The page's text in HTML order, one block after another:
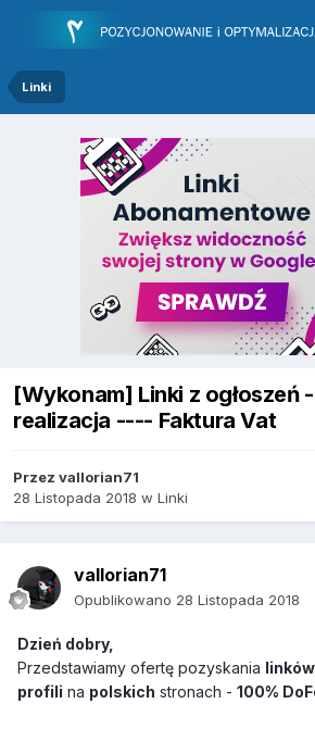
Linki
[Wykonam] Linki z ogłoszeń
realizacja ---- Faktura Vat
Przez vallorian71
28 Listopada 2018 w Linki
vallorian71
Opublikowano 28 Listopada 2018
Dzień dobry,
Przedstawiamy ofertę pozyskania
profili na polskich stronach - 100%